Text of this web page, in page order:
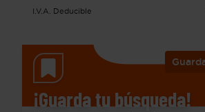
I.V.A. Deducible
¡Guarda tu búsqueda!